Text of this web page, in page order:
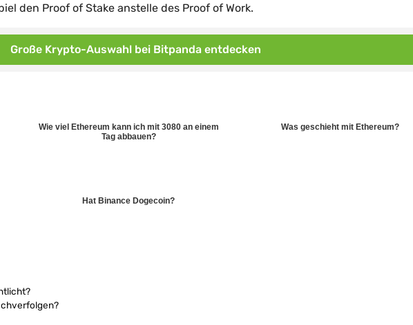
den Proof of Stake anstelle des Proof of Work.
Große Krypto-Auswahl bei Bitpanda entdecken
Wie viel Ethereum kann ich mit 3080 an einem
Tag abbauen?
Was geschieht mit Ethereum?
Hat Binance Dogecoin?